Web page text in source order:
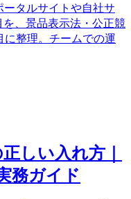
タルサイトや自社サ
、景品表示法・公正競
整理。チームでの運
しい入れ方｜
務ガイド